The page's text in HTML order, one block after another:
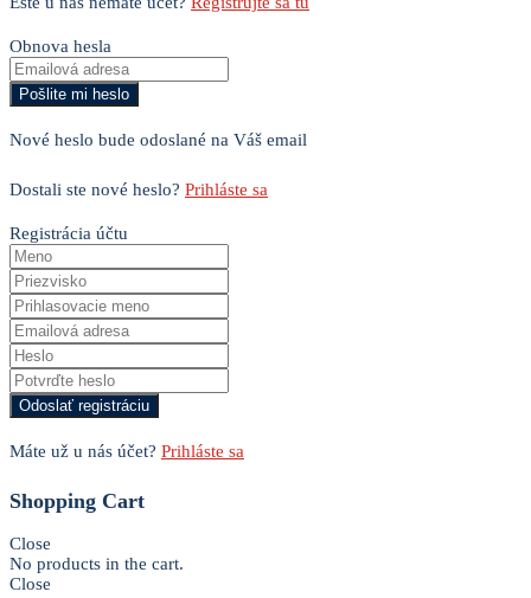
Obnova hesla
Nové heslo bude odoslané na Váš email
Dostali ste nové heslo? Prihláste sa
Registrácia účtu
Máte už u nás účet? Prihláste sa
Shopping Cart
Close
No products in the cart.
Close